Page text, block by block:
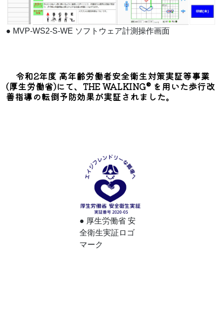
● MVP-WS2-S-WE ソフトウェア計測操作画面
令和2年度 高年齢労働者安全衛生対策実証等事業
(厚生労働省)にて、THE WALKING® を用いた歩行改
善指導の転倒予防効果が実証されました。
● 厚生労働省 安
全衛生実証ロゴ
マーク